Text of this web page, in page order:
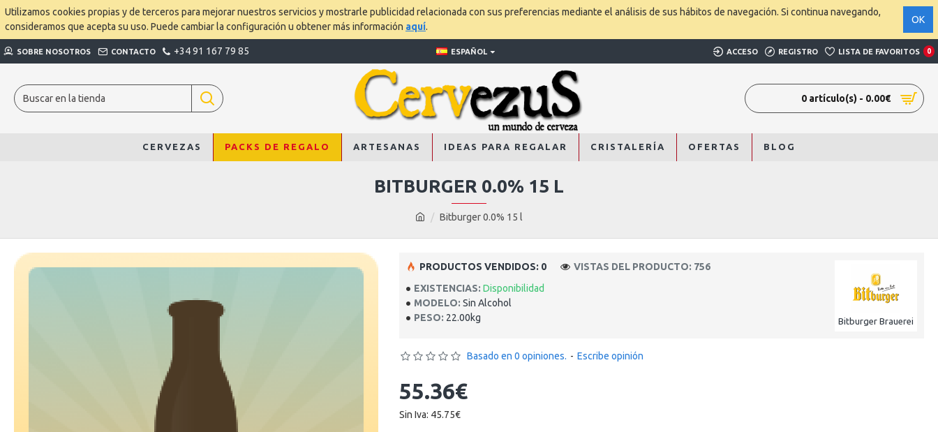
Utilizamos cookies propias y de terceros para mejorar nuestros servicios y mostrarle publicidad relacionada con sus preferencias mediante el análisis de sus hábitos de navegación. Si continua navegando,
consideramos que acepta su uso. Puede cambiar la configuración u obtener más información aquí.
OK
SOBRE NOSOTROS CONTACTO +34 91 167 79 85 ESPAÑOL ACCESO REGISTRO LISTA DE FAVORITOS 0
0 artículo(s) - 0.00€
CERVEZAS PACKS DE REGALO ARTESANAS IDEAS PARA REGALAR CRISTALERÍA OFERTAS BLOG
Bitburger 0.0% 15 l
BITBURGER 0.0% 15 L
EXISTENCIAS: Disponibilidad
MODELO: Sin Alcohol
PESO: 22.00kg Bitburger Brauerei
PRODUCTOS VENDIDOS: 0 VISTAS DEL PRODUCTO: 756
Basado en 0 opiniones. - Escribe opinión
55.36€
Sin Iva: 45.75€